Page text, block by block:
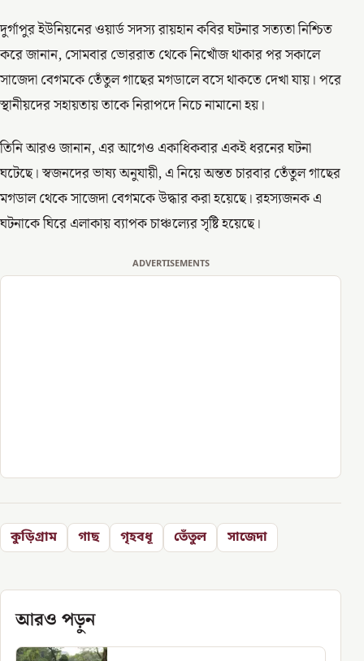
দুর্গাপুর ইউনিয়নের ওয়ার্ড সদস্য রায়হান কবির ঘটনার সত্যতা নিশ্চিত
করে জানান, সোমবার ভোররাত থেকে নিখোঁজ থাকার পর সকালে
সাজেদা বেগমকে তেঁতুল গাছের মগডালে বসে থাকতে দেখা যায়। পরে
স্থানীয়দের সহায়তায় তাকে নিরাপদে নিচে নামানো হয়।
তিনি আরও জানান, এর আগেও একাধিকবার একই ধরনের ঘটনা
ঘটেছে। স্বজনদের ভাষ্য অনুযায়ী, এ নিয়ে অন্তত চারবার তেঁতুল গাছের
মগডাল থেকে সাজেদা বেগমকে উদ্ধার করা হয়েছে। রহস্যজনক এ
ঘটনাকে ঘিরে এলাকায় ব্যাপক চাঞ্চল্যের সৃষ্টি হয়েছে।
ADVERTISEMENTS
কুড়িগ্রাম গাছ গৃহবধূ তেঁতুল সাজেদা
আরও পড়ুন